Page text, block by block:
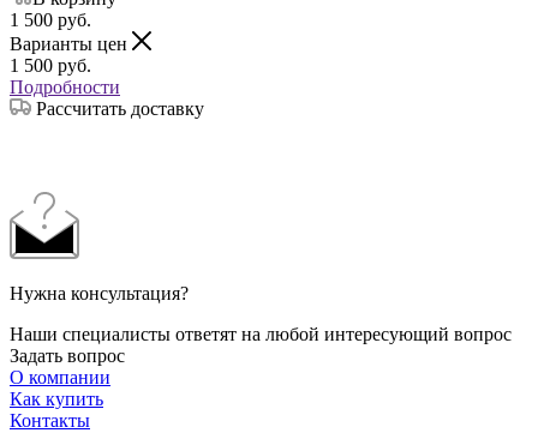
1 500 руб.
Варианты цен
1 500 руб.
Подробности
Рассчитать доставку
Нужна консультация?
Наши специалисты ответят на любой интересующий вопрос
Задать вопрос
О компании
Как купить
Контакты